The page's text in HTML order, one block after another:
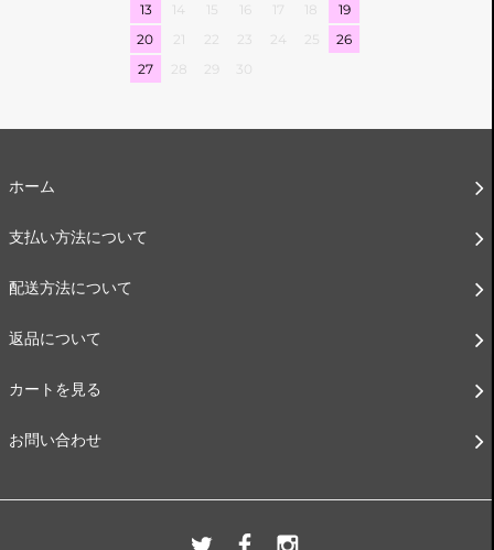
13
14 15 16 17 18 19
20 21 22 23 24 25
26
27
28 29 30
ホーム
支払い方法について
配送方法について
返品について
カートを見る
お問い合わせ